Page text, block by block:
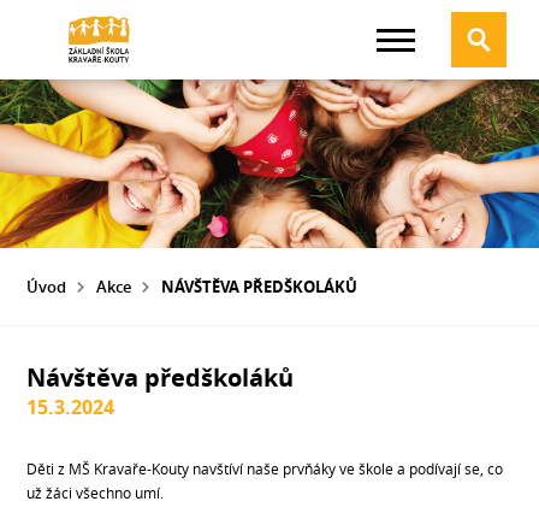
Úvod Akce NÁVŠTĚVA PŘEDŠKOLÁKŮ
Návštěva předškoláků
15.3.2024
Děti z MŠ Kravaře-Kouty navštíví naše prvňáky ve škole a podívají se, co
už žáci všechno umí.